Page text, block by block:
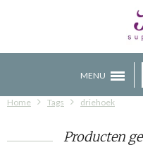
MENU
Home Tags driehoek
Producten